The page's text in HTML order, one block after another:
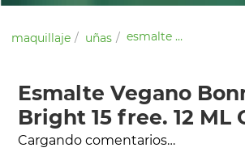
maquillaje uñas esmalte vegano bonnie bright 15 free. 12 ml conejo
Esmalte Vegano
Bright 15 free. 12 ML
Cargando comentarios…